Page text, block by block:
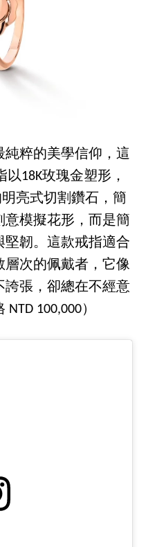
純粹的美學信仰，這
以18K玫瑰金塑形，
亮式切割鑽石，簡
模擬花形，而是簡
堅韌。這款戒指適合
層次的佩戴者，它像
誇張，卻總在不經意
100,000）